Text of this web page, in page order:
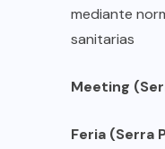
mediante
sanitarias
Meeting
Feria (Serra